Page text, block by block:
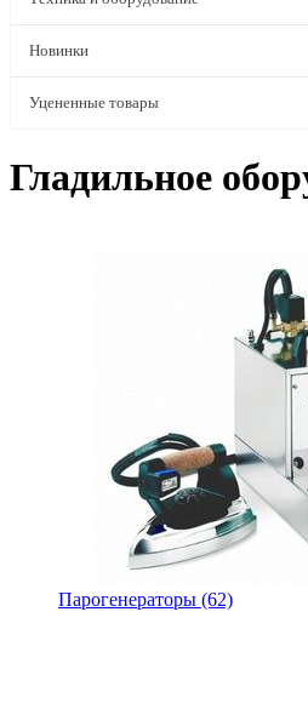
Новинки
Уцененные товары
Гладильное
Парогенераторы (62)